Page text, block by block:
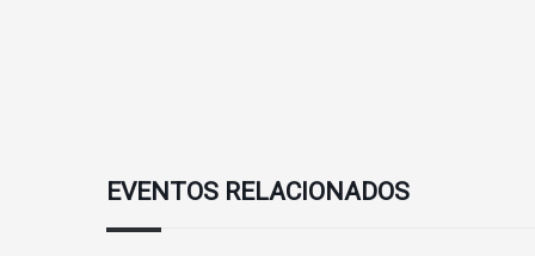
EVENTOS RELACIONADOS